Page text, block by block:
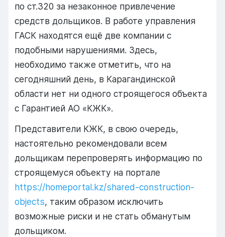
по ст.320 за незаконное привлечение
средств дольщиков. В работе управления
ГАСК находятся ещё две компании с
подобными нарушениями. Здесь,
необходимо также отметить, что на
сегодняшний день, в Карагандинской
области нет ни одного строящегося объекта
с Гарантией АО «КЖК».
Представители КЖК, в свою очередь,
настоятельно рекомендовали всем
дольщикам перепроверять информацию по
строящемуся объекту на портале
https://homeportal.kz/shared-construction-
objects, таким образом исключить
возможные риски и не стать обманутым
дольщиком.